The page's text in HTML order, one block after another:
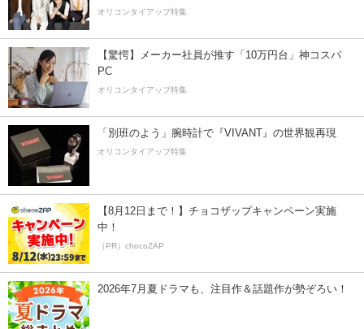
オリコンタイアップ特集
【驚愕】メーカー社員が推す「10万円台」神コスパ
PC
オリコンタイアップ特集
「別班のよう」腕時計で『VIVANT』の世界観再現
オリコンタイアップ特集
【8月12日まで！】チョコザップキャンペーン実施
中！
（PR）chocoZAP
2026年7月夏ドラマも、注目作＆話題作が勢ぞろい！